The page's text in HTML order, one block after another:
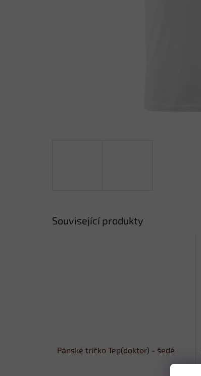
Související produkty
Pánské tričko Tep(doktor) - šedé